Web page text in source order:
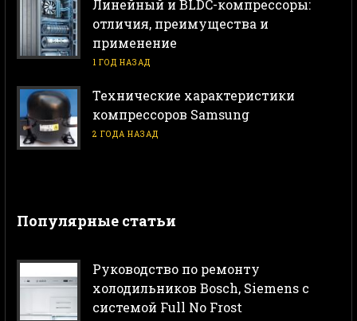
Линейный и BLDC-компрессоры:
отличия, преимущества и
применение
1 ГОД НАЗАД
Технические характеристики
компрессоров Samsung
2 ГОДА НАЗАД
Популярные статьи
Руководство по ремонту
холодильников Bosch, Siemens с
системой Full No Frost